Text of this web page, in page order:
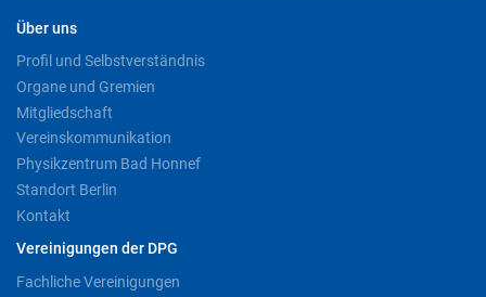
Über uns
Profil und Selbstverständnis
Organe und Gremien
Mitgliedschaft
Vereinskommunikation
Physikzentrum Bad Honnef
Standort Berlin
Kontakt
Vereinigungen der DPG
Fachliche Vereinigungen